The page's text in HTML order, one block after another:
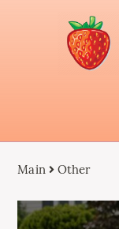
Main Other